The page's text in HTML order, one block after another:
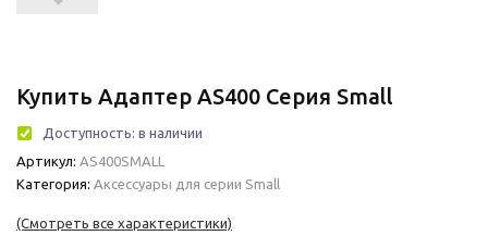
Купить Адаптер AS400 Серия Small
Доступность: в наличии
Артикул: AS400SMALL
Категория: Аксессуары для серии Small
(Смотреть все характеристики)